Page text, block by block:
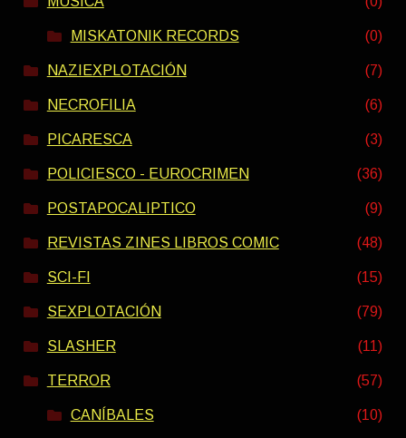
MISKATONIK RECORDS (0)
NAZIEXPLOTACIÓN (7)
NECROFILIA (6)
PICARESCA (3)
POLICIESCO - EUROCRIMEN (36)
POSTAPOCALIPTICO (9)
REVISTAS ZINES LIBROS COMIC (48)
SCI-FI (15)
SEXPLOTACIÓN (79)
SLASHER (11)
TERROR (57)
CANÍBALES (10)